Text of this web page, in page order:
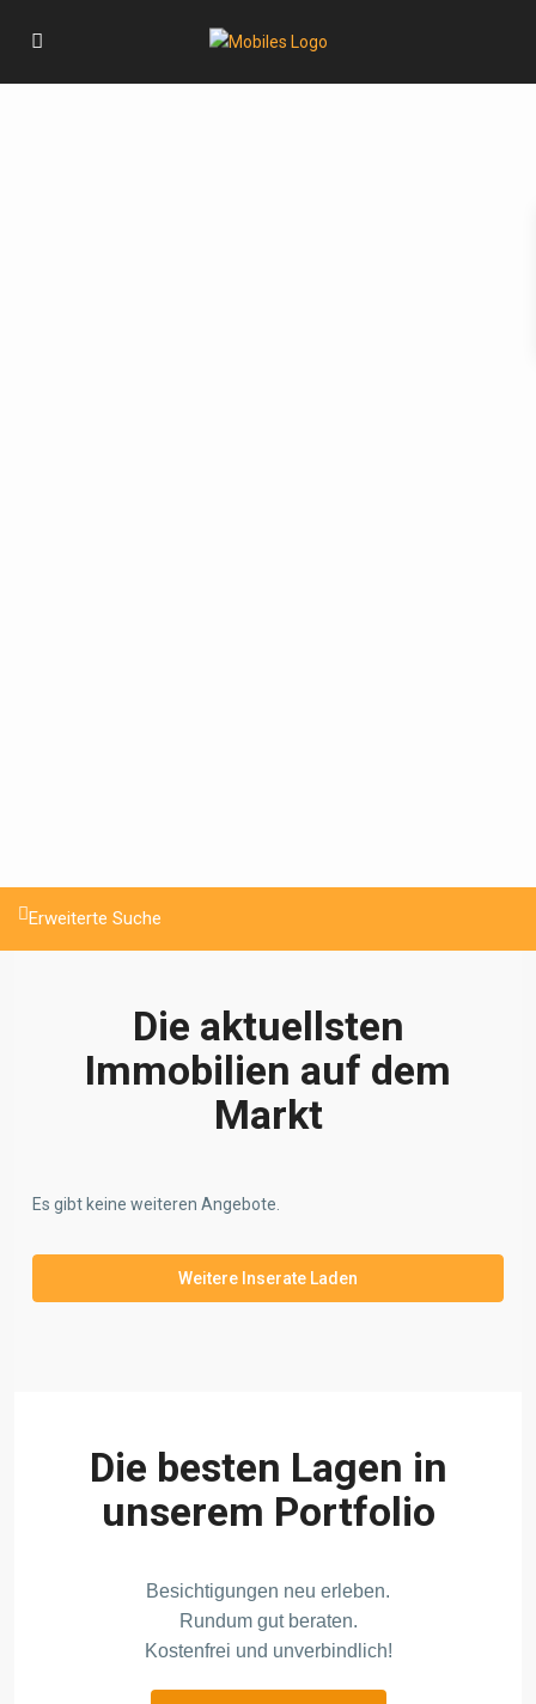
Erweiterte Suche
Die aktuellsten
Immobilien auf dem
Markt
Es gibt keine weiteren Angebote.
Weitere Inserate Laden
Die besten Lagen in
unserem Portfolio
Besichtigungen neu erleben.
Rundum gut beraten.
Kostenfrei und unverbindlich!